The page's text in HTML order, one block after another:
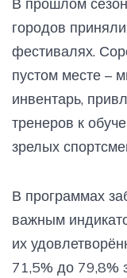
В прошлом
городов
фестивалях.
пустом месте –
инвентарь,
тренеров к
зрелых
В программах
важным
их
71,5% до 79,8%